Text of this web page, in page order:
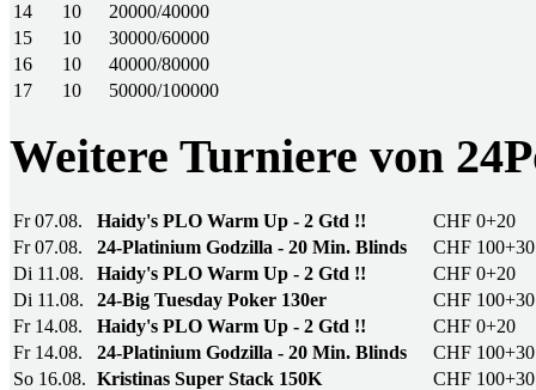
14
10
20000/40000
15
10
30000/60000
16
10
40000/80000
17
10 50000/100000
Weitere Turniere von
Fr 07.08. Haidy's PLO Warm Up - 2 Gtd !!
CHF 0+20
Fr 07.08.
24-Platinium Godzilla - 20 Min. Blinds
CHF 100+30
Di 11.08.
Haidy's PLO Warm Up - 2 Gtd !!
CHF 0+20
Di 11.08.
24-Big Tuesday Poker 130er
CHF 100+30
Fr 14.08.
Haidy's PLO Warm Up - 2 Gtd !!
CHF 0+20
Fr 14.08.
24-Platinium Godzilla - 20 Min. Blinds
CHF 100+30
So 16.08. Kristinas Super Stack 150K
CHF 100+30